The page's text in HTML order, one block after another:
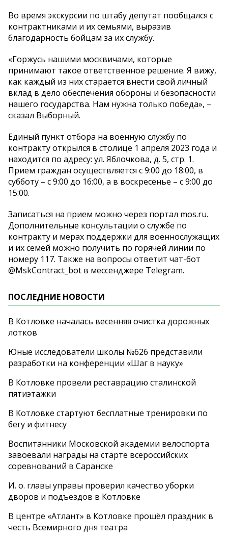
Во время экскурсии по штабу депутат пообщался с
контрактниками и их семьями, выразив
благодарность бойцам за их службу.
«Горжусь нашими москвичами, которые
принимают такое ответственное решение. Я вижу,
как каждый из них старается внести свой личный
вклад в дело обеспечения обороны и безопасности
нашего государства. Нам нужна только победа», –
сказал Выборный.
Единый пункт отбора на военную службу по
контракту открылся в столице 1 апреля 2023 года и
находится по адресу: ул. Яблочкова, д. 5, стр. 1.
Прием граждан осуществляется с 9:00 до 18:00, в
субботу – с 9:00 до 16:00, а в воскресенье – с 9:00 до
15:00.
Записаться на прием можно через портал mos.ru.
Дополнительные консультации о службе по
контракту и мерах поддержки для военнослужащих
и их семей можно получить по горячей линии по
номеру 117. Также на вопросы ответит чат-бот
@MskContract_bot в мессенджере Telegram.
ПОСЛЕДНИЕ НОВОСТИ
В Котловке началась весенняя очистка дорожных
лотков
Юные исследователи школы №626 представили
разработки на конференции «Шаг в науку»
В Котловке провели реставрацию сталинской
пятиэтажки
В Котловке стартуют бесплатные тренировки по
бегу и фитнесу
Воспитанники Московской академии велоспорта
завоевали награды на старте всероссийских
соревнований в Саранске
И. о. главы управы проверил качество уборки
дворов и подъездов в Котловке
В центре «Атлант» в Котловке прошёл праздник в
честь Всемирного дня театра